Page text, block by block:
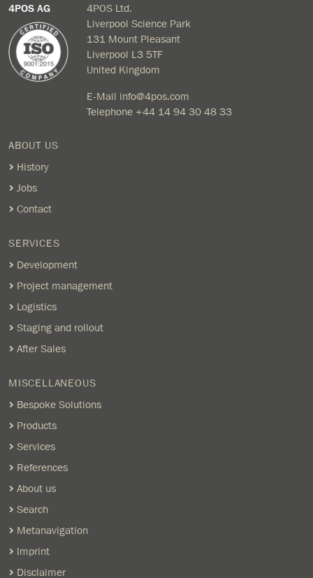
4POS AG
4POS Ltd.
Liverpool Science Park
131 Mount Pleasant
Liverpool L3 5TF
United Kingdom
E-Mail info@4pos.com
Telephone +44 14 94 30 48 33
ABOUT US
History
Jobs
Contact
SERVICES
Development
Project management
Logistics
Staging and rollout
After Sales
MISCELLANEOUS
Bespoke Solutions
Products
Services
References
About us
Search
Metanavigation
Imprint
Disclaimer